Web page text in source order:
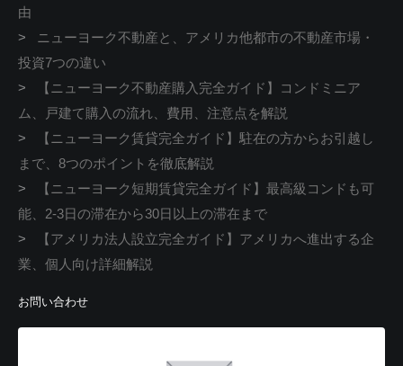
由
>
ニューヨーク不動産と、アメリカ他都市の不動産市場・
投資7つの違い
>
【ニューヨーク不動産購入完全ガイド】コンドミニア
ム、戸建て購入の流れ、費用、注意点を解説
>
【ニューヨーク賃貸完全ガイド】駐在の方からお引越し
まで、8つのポイントを徹底解説
>
【ニューヨーク短期賃貸完全ガイド】最高級コンドも可
能、2-3日の滞在から30日以上の滞在まで
>
【アメリカ法人設立完全ガイド】アメリカへ進出する企
業、個人向け詳細解説
お問い合わせ